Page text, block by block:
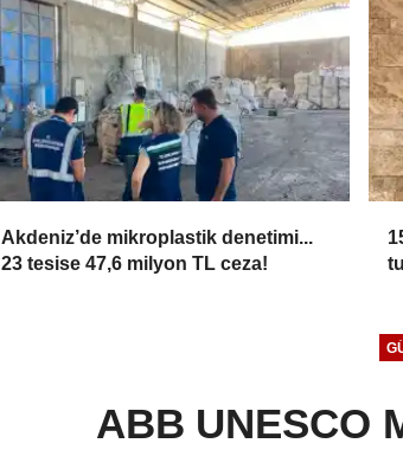
Akdeniz’de mikroplastik denetimi...
23 tesise 47,6 milyon TL ceza!
ABB UNESCO